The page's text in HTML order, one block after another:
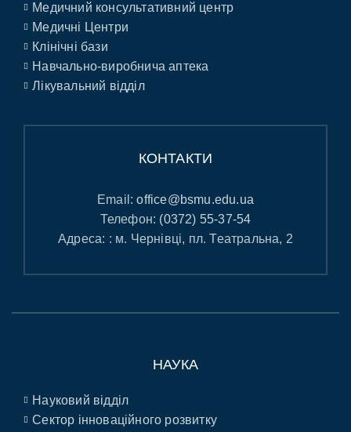
Медичний консультативний центр
Медичні Центри
Клінічні бази
Навчально-виробнича аптека
Лікувальний відділ
КОНТАКТИ
Email:office@bsmu.edu.ua
Телефон: (0372) 55-37-54
Адреса: : м. Чернівці, пл. Театральна, 2
НАУКА
Науковий відділ
Сектор інноваційного розвитку